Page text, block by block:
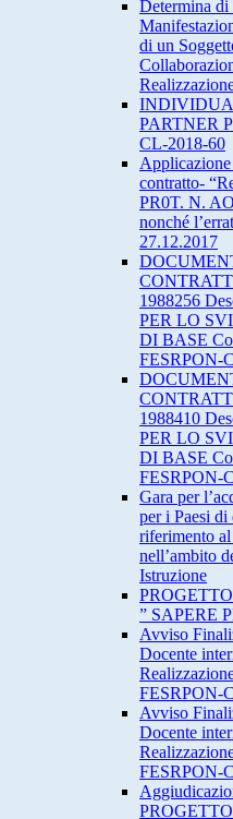
Determina di
di un
PARTNER
CL-2018-60
contratto-
PR0T. N.
nonché
27.12.2017
1988256
PER LO
DI BASE
FESRPON-
1988410
PER LO
DI BASE
FESRPON-
Gara per
per i Paesi di
riferimento
nell’ambito
Istruzione
” SAPERE
Avviso
Docente
FESRPON-
Avviso
Docente
FESRPON-